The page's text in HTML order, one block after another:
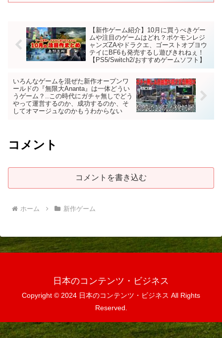
【新作ゲーム紹介】10月に買うべきゲー
ムや注目のゲームはどれ？ポケモンレジ
ャンズZAやドラクエ、ゴーストオブヨウ
テイにBF6も発売するし遊びきれねぇ！
【PS5/Switch2/おすすめゲームソフト】
いろんなゲームを混ぜた新作オープンワ
ールドの『無限大Ananta』は一体どうい
うゲーム？..この時代にガチャ無しでどう
やって運営するのか、成功するのか、そ
してオマージュなのかもうわからない
コメント
コメントを書き込む
ホーム 新作ゲーム
日本のコンテンツ・ビジネス
Copyright © 2024 日本のコンテンツ・ビジネス All Rights
Reserved.